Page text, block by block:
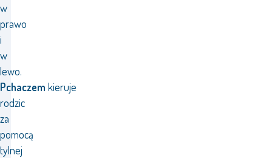
w
prawo
i
w
lewo.
Pchaczemkieruje
rodzic
za
pomocą
tylnej